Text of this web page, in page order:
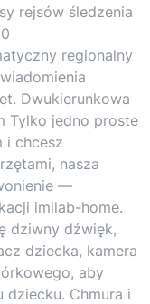
rejsów śledzenia
regionalny
Dwukierunkowa
Tylko jedno proste
i chcesz
nasza
—
imilab-home.
dziwny dźwięk,
dziecka, kamera
aby
dziecku. Chmura i